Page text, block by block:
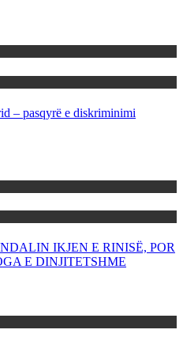
– pasqyrë e diskriminimi
IKJEN E RINISË, POR
E DINJITETSHME